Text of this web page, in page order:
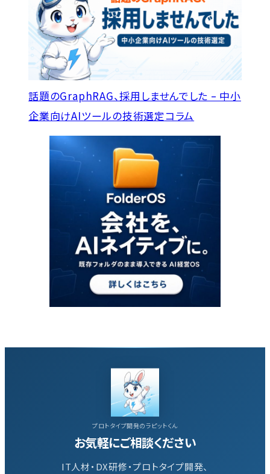
話題のGraphRAG、採用しませんでした – 中小
企業向けAIツールの技術選定コラム
プロトタイプ開発のラピットくん
お気軽にご相談ください
IT人材・DX研修・プロトタイプ開発、